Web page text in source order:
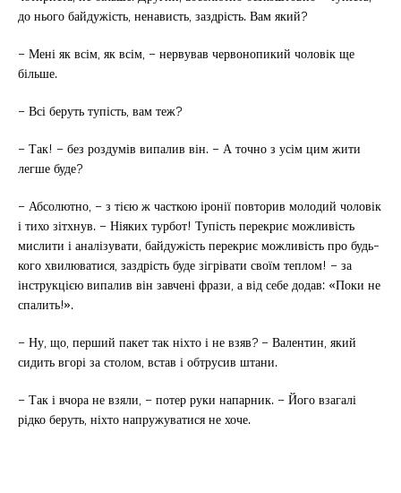
до нього байдужість, ненависть, заздрість. Вам який?
– Мені як всім, як всім, – нервував червонопикий чоловік ще
більше.
– Всі беруть тупість, вам теж?
– Так! – без роздумів випалив він. – А точно з усім цим жити
легше буде?
– Абсолютно, – з тією ж часткою іронії повторив молодий чоловік
і тихо зітхнув. – Ніяких турбот! Тупість перекриє можливість
мислити і аналізувати, байдужість перекриє можливість про будь-
кого хвилюватися, заздрість буде зігрівати своїм теплом! – за
інструкцією випалив він завчені фрази, а від себе додав: «Поки не
спалить!».
– Ну, що, перший пакет так ніхто і не взяв? – Валентин, який
сидить вгорі за столом, встав і обтрусив штани.
– Так і вчора не взяли, – потер руки напарник. – Його взагалі
рідко беруть, ніхто напружуватися не хоче.